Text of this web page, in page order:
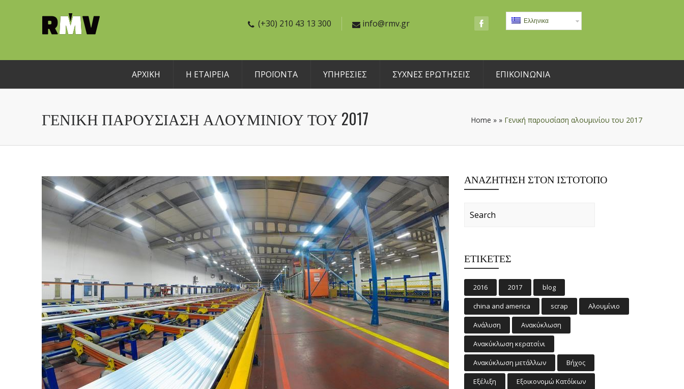
(+30) 210 43 13 300 info@rmv.gr Ελληνικα
ΑΡΧΙΚΗ Η ΕΤΑΙΡΕΙΑ ΠΡΟΪΟΝΤΑ ΥΠΗΡΕΣΙΕΣ ΣΥΧΝΕΣ ΕΡΩΤΗΣΕΙΣ ΕΠΙΚΟΙΝΩΝΙΑ
ΓΕΝΙΚΉ ΠΑΡΟΥΣΊΑΣΗ ΑΛΟΥΜΙΝΊΟΥ ΤΟΥ 2017 Home » » Γενική παρουσίαση αλουμινίου του 2017
ΑΝΑΖΉΤΗΣΗ ΣΤΟΝ ΙΣΤΌΤΟΠΟ
ΕΤΙΚΈΤΕΣ
2016 2017 blog
china and america scrap Αλουμίνιο
Ανάλυση Ανακύκλωση
Ανακύκλωση κερατσίνι
Ανακύκλωση μετάλλων Βήχος
Εξέλιξη Εξοικονομώ Κατ΄οίκων